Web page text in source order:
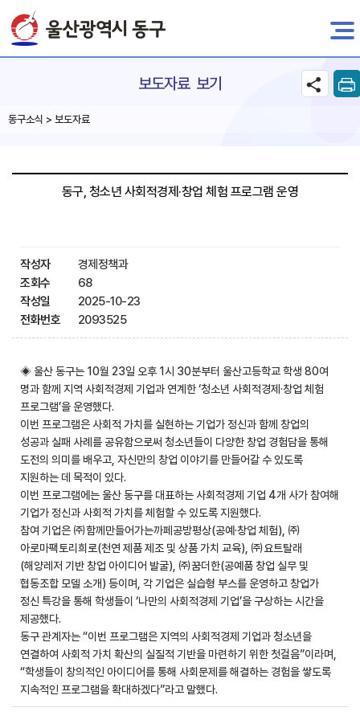
전자민원
보도자료 보기
동구소식 > 보도자료
동구, 청소년 사회적경제·창업 체험 프로그램 운영
작성자
경제정책과
조회수
68
작성일
2025-10-23
전화번호
2093525
◈ 울산 동구는 10월 23일 오후 1시 30분부터 울산고등학교 학생 80여
명과 함께 지역 사회적경제 기업과 연계한 ‘청소년 사회적경제·창업 체험
프로그램’을 운영했다.
이번 프로그램은 사회적 가치를 실현하는 기업가 정신과 함께 창업의
성공과 실패 사례를 공유함으로써 청소년들이 다양한 창업 경험담을 통해
도전의 의미를 배우고, 자신만의 창업 이야기를 만들어갈 수 있도록
지원하는 데 목적이 있다.
이번 프로그램에는 울산 동구를 대표하는 사회적경제 기업 4개 사가 참여해
기업가 정신과 사회적 가치를 체험할 수 있도록 지원했다.
참여 기업은 ㈜함께만들어가는까페공방평상(공예·창업 체험), ㈜
아로마팩토리희로(천연 제품 제조 및 상품 가치 교육), ㈜요트탈래
(해양레저 기반 창업 아이디어 발굴), ㈜꿈더한(공예품 창업 실무 및
협동조합 모델 소개) 등이며, 각 기업은 실습형 부스를 운영하고 창업가
정신 특강을 통해 학생들이 ‘나만의 사회적경제 기업’을 구상하는 시간을
제공했다.
동구 관계자는 “이번 프로그램은 지역의 사회적경제 기업과 청소년을
연결하여 사회적 가치 확산의 실질적 기반을 마련하기 위한 첫걸음”이라며,
“학생들이 창의적인 아이디어를 통해 사회문제를 해결하는 경험을 쌓도록
지속적인 프로그램을 확대하겠다”라고 말했다.